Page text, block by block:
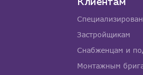
Клиентам
Застройщикам
Снабженцам и
Монтажным